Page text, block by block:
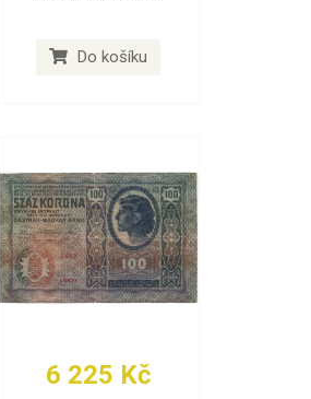
Do košíku
6 225 Kč